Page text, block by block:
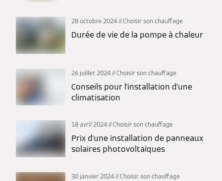
28 octobre 2024 Choisir son chauffage
Durée de vie de la pompe à chaleur
26 juillet 2024 Choisir son chauffage
Conseils pour l'installation d'une
climatisation
18 avril 2024 Choisir son chauffage
Prix d'une installation de panneaux
solaires photovoltaïques
30 janvier 2024 Choisir son chauffage